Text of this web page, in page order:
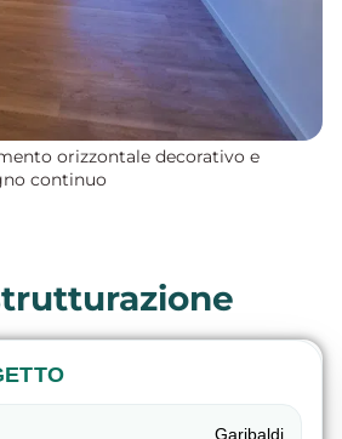
orizzontale decorativo e
continuo
Garibaldi